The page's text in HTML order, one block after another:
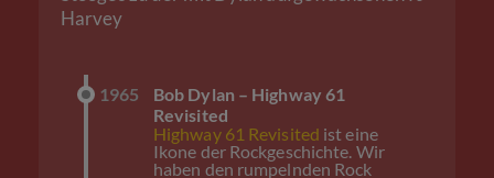
Harvey
1965
Bob Dylan – Highway 61
Revisited
Highway 61 Revisited ist eine
Ikone der Rockgeschichte. Wir
haben den rumpelnden Rock